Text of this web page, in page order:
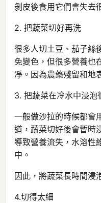
剝皮後食用它們會失去
2. 把蔬菜切好再洗
很多人切土豆、茄子絲
免變色，但很多營養也
凈。因為農藥殘留和地
3. 把蔬菜在冷水中浸泡
一般做沙拉的時候都會
道，蔬菜切好後會暫時
導致營養流失，水溶性
中。
因此，將蔬菜長時間浸
4.切得太細